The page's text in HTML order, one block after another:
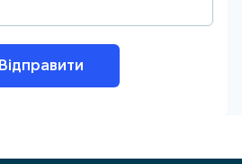
Відправити